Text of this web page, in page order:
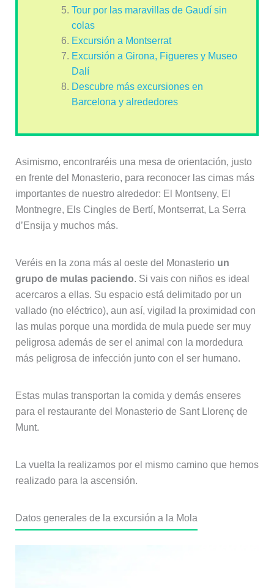
Tour por las maravillas de Gaudí sin
colas
Excursión a Montserrat
Excursión a Girona, Figueres y Museo
Dalí
Descubre más excursiones en
Barcelona y alrededores
Asimismo, encontraréis una mesa de orientación, justo
en frente del Monasterio, para reconocer las cimas más
importantes de nuestro alrededor: El Montseny, El
Montnegre, Els Cingles de Bertí, Montserrat, La Serra
d’Ensija y muchos más.
Veréis en la zona más al oeste del Monasterio un
grupo de mulas paciendo. Si vais con niños es ideal
acercaros a ellas. Su espacio está delimitado por un
vallado (no eléctrico), aun así, vigilad la proximidad con
las mulas porque una mordida de mula puede ser muy
peligrosa además de ser el animal con la mordedura
más peligrosa de infección junto con el ser humano.
Estas mulas transportan la comida y demás enseres
para el restaurante del Monasterio de Sant Llorenç de
Munt.
La vuelta la realizamos por el mismo camino que hemos
realizado para la ascensión.
Datos generales de la excursión a la Mola